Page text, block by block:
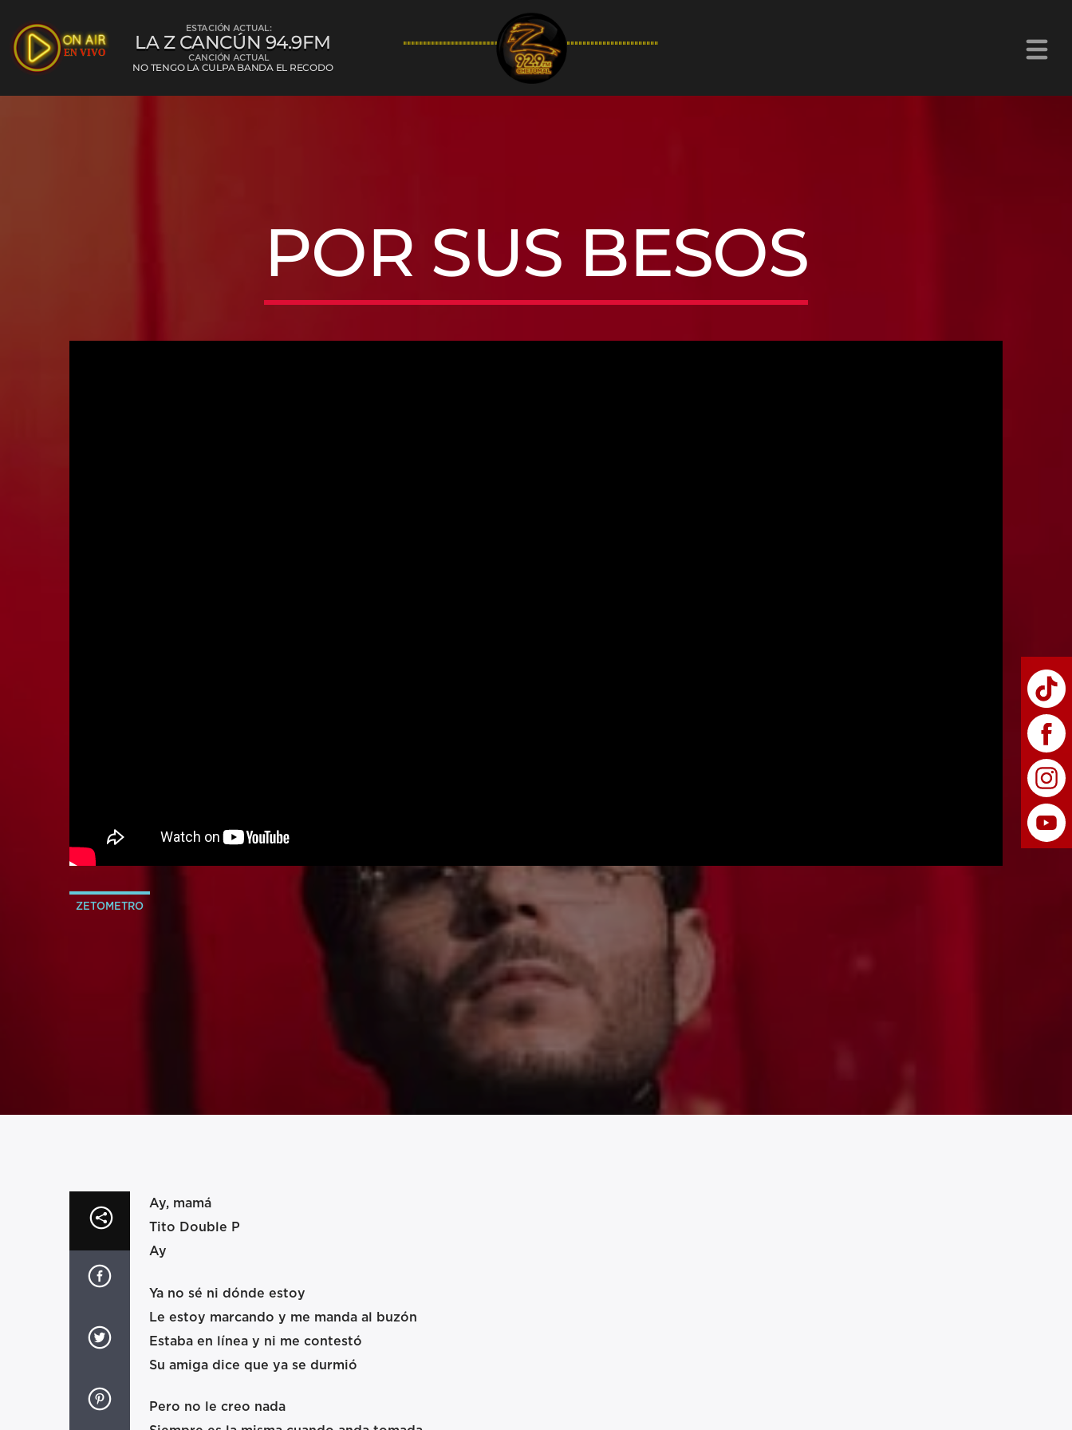
ESTACIÓN ACTUAL:
LA Z CANCÚN 94.9FM
CANCIÓN ACTUAL
NO TENGO LA CULPA BANDA EL RECODO
POR SUS BESOS
ZETOMETRO
Ay, mamá
Tito Double P
Ay
Ya no sé ni dónde estoy
Le estoy marcando y me manda al buzón
Estaba en línea y ni me contestó
Su amiga dice que ya se durmió
Pero no le creo nada